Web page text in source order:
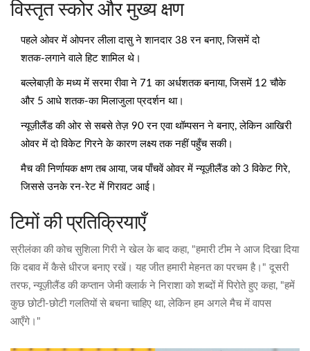
विस्तृत स्कोर और मुख्य क्षण
पहले ओवर में ओपनरलीला दासुने शानदार 38 रन बनाए, जिसमें दो
शतक‑लगाने वाले हिट शामिल थे।
बल्लेबाज़ी के मध्य मेंसरमा रीवाने 71 का अर्धशतक बनाया, जिसमें 12 चौके
और 5 आधे शतक‑का मिलाजुला प्रदर्शन था।
न्यूज़ीलैंड की ओर से सबसे तेज़ 90 रनएवा थॉम्पसन ने बनाए, लेकिन आखिरी
ओवर में दो विकेट गिरने के कारण लक्ष्य तक नहीं पहुँच सकी।
मैच की निर्णायक क्षण तब आया, जब पाँचवें ओवर में न्यूज़ीलैंड को 3 विकेट गिरे,
जिससे उनके रन‑रेट में गिरावट आई।
टिमों की प्रतिक्रियाएँ
स्रीलंका की कोच सुशिला गिरीने खेल के बाद कहा, "हमारी टीम ने आज दिखा दिया
कि दबाव में कैसे धीरज बनाए रखें। यह जीत हमारी मेहनत का परचम है।" दूसरी
तरफ, न्यूज़ीलैंड की कप्तान जेमी क्लार्कने निराशा को शब्दों में पिरोते हुए कहा, "हमें
कुछ छोटी‑छोटी गलतियों से बचना चाहिए था, लेकिन हम अगले मैच में वापस
आएँगे।"